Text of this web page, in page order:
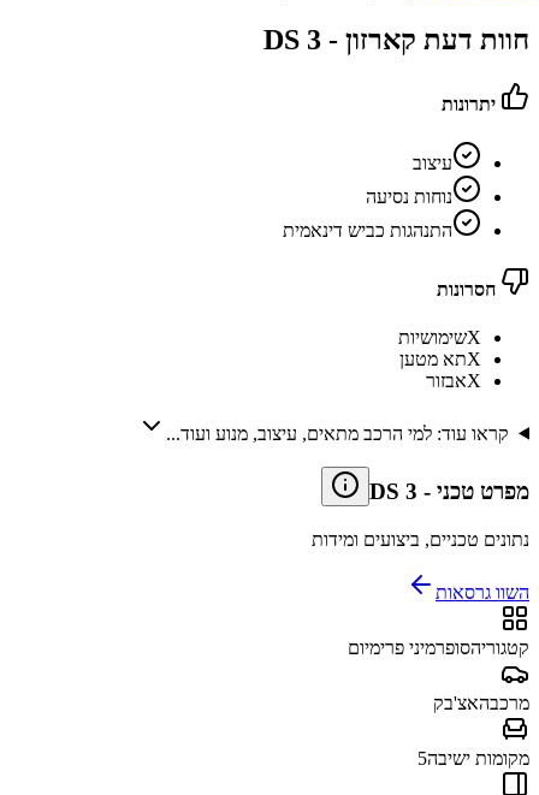
חוות דעת קארזון - DS 3
יתרונות
עיצוב
נוחות נסיעה
התנהגות כביש דינאמית
חסרונות
Xשימושיות
Xתא מטען
Xאבזור
קראו עוד: למי הרכב מתאים, עיצוב, מנוע ועוד...
מפרט טכני -
DS 3
נתונים טכניים, ביצועים ומידות
השוו גרסאות
קטגוריהסופרמיני פרימיום
מרכבהאצ'בק
מקומות ישיבה5